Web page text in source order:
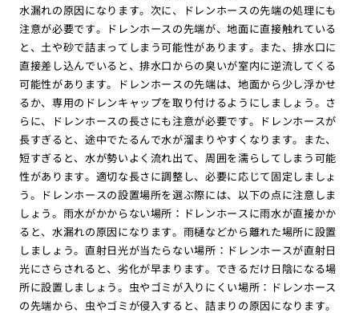
水漏れの原因になります。次に、ドレンホースの先端の処理にも
注意が必要です。ドレンホースの先端が、地面に直接触れている
と、土や砂で詰まってしまう可能性があります。また、排水口に
直接差し込んでいると、排水口からの臭いが室内に逆流してくる
可能性があります。ドレンホースの先端は、地面から少し浮かせ
るか、専用のドレンキャップを取り付けるようにしましょう。さ
らに、ドレンホースの長さにも注意が必要です。ドレンホースが
長すぎると、途中でたるんで水が溜まりやすくなります。また、
短すぎると、水が勢いよく流れ出て、周囲を濡らしてしまう可能
性があります。適切な長さに調整し、必要に応じて固定しましょ
う。ドレンホースの設置場所を選ぶ際には、以下の点に注意しま
しょう。雨水がかからない場所：ドレンホースに雨水が直接かか
ると、水漏れの原因になります。雨樋などから離れた場所に設置
しましょう。直射日光が当たらない場所：ドレンホースが直射日
光にさらされると、劣化が早まります。できるだけ日陰になる場
所に設置しましょう。虫やゴミが入りにくい場所：ドレンホース
の先端から、虫やゴミが侵入すると、詰まりの原因になります。